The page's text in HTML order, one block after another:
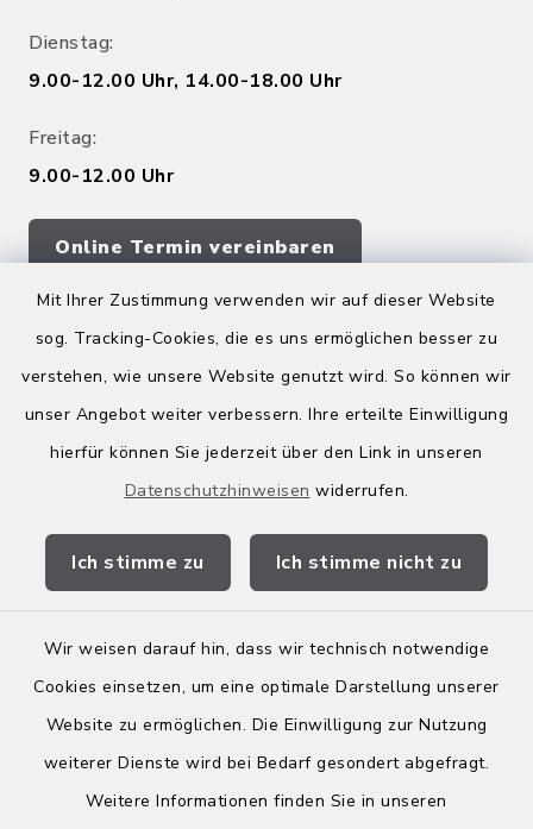
Mit Ihrer Zustimmung verwenden wir auf dieser Website
sog. Tracking-Cookies, die es uns ermöglichen besser zu
verstehen, wie unsere Website genutzt wird. So können wir
unser Angebot weiter verbessern. Ihre erteilte Einwilligung
hierfür können Sie jederzeit über den Link in unseren
Datenschutzhinweisen widerrufen.
Ich stimme zu Ich stimme nicht zu
Wir weisen darauf hin, dass wir technisch notwendige
Cookies einsetzen, um eine optimale Darstellung unserer
Website zu ermöglichen. Die Einwilligung zur Nutzung
weiterer Dienste wird bei Bedarf gesondert abgefragt.
Weitere Informationen finden Sie in unseren
Dienstag:
9.00-12.00 Uhr, 14.00-18.00 Uhr
Freitag:
9.00-12.00 Uhr
Online Termin vereinbaren
Quicklinks
Kreis Bergstraße
Wirtschaftsregion Bergstraße
Kontakt
Leichte Sprache